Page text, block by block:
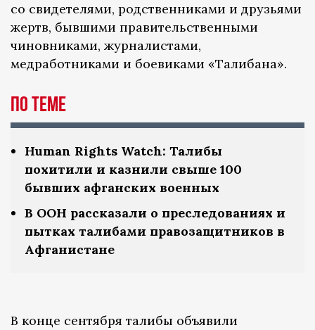
со свидетелями, родственниками и друзьями
жертв, бывшими правительственными
чиновниками, журналистами,
медработниками и боевиками «Талибана».
По теме
Human Rights Watch: Талибы
похитили и казнили свыше 100
бывших афганских военных
В ООН рассказали о преследованиях и
пытках талибами правозащитников в
Афганистане
В конце сентября талибы объявили